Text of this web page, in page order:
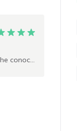
. un excelente ser humano